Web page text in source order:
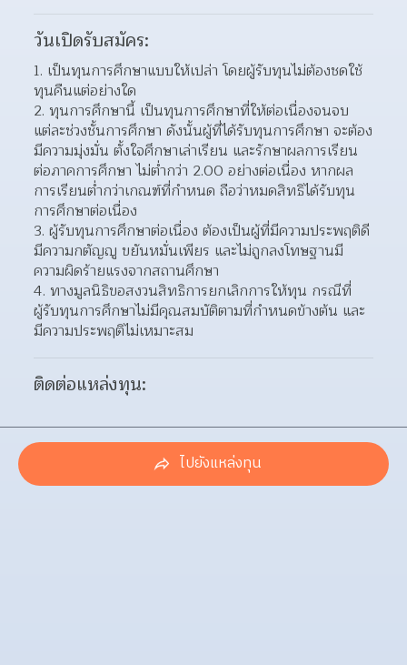
วันเปิดรับสมัคร:
1. เป็นทุนการศึกษาแบบให้เปล่า โดยผู้รับทุนไม่ต้องชดใช้
ทุนคืนแต่อย่างใด
2. ทุนการศึกษานี้ เป็นทุนการศึกษาที่ให้ต่อเนื่องจนจบ
แต่ละช่วงชั้นการศึกษา ดังนั้นผู้ที่ได้รับทุนการศึกษา จะต้อง
มีความมุ่งมั่น ตั้งใจศึกษาเล่าเรียน และรักษาผลการเรียน
ต่อภาคการศึกษา ไม่ต่ำกว่า 2.00 อย่างต่อเนื่อง หากผล
การเรียนต่ำกว่าเกณฑ์ที่กำหนด ถือว่าหมดสิทธิได้รับทุน
การศึกษาต่อเนื่อง
3. ผู้รับทุนการศึกษาต่อเนื่อง ต้องเป็นผู้ที่มีความประพฤติดี
มีความกตัญญู ขยันหมั่นเพียร และไม่ถูกลงโทษฐานมี
ความผิดร้ายแรงจากสถานศึกษา
4. ทางมูลนิธิขอสงวนสิทธิการยกเลิกการให้ทุน กรณีที่
ผู้รับทุนการศึกษาไม่มีคุณสมบัติตามที่กำหนดข้างต้น และ
มีความประพฤติไม่เหมาะสม
ติดต่อแหล่งทุน:
ไปยังแหล่งทุน